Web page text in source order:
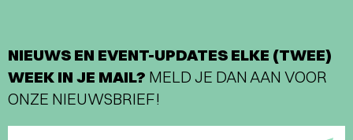
NIEUWS EN EVENT-UPDATES ELKE (TWEE)
WEEK IN JE MAIL? MELD JE DAN AAN VOOR
ONZE NIEUWSBRIEF!